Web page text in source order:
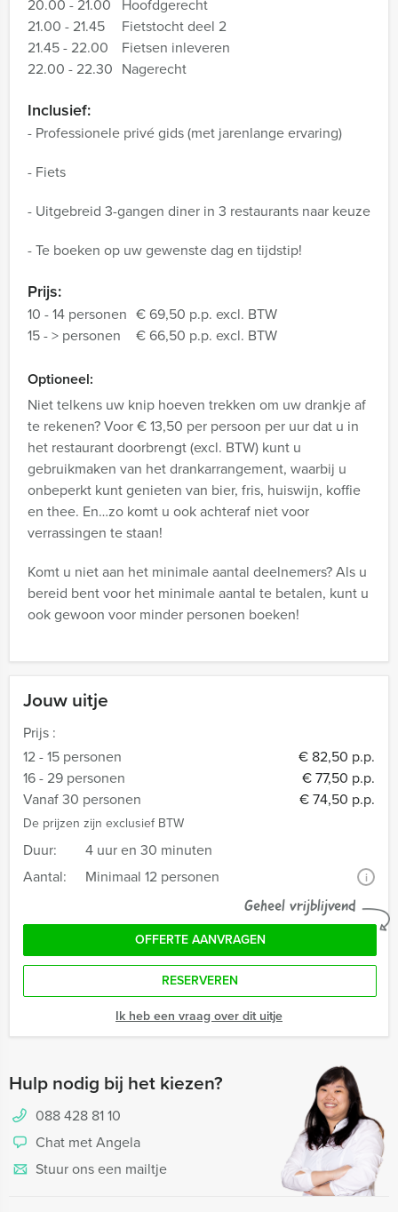
Jouw uitje
Prijs :
12 - 15 personen
€ 82,50 p.p.
16 - 29 personen
€ 77,50 p.p.
Vanaf 30 personen
€ 74,50 p.p.
De prijzen zijn exclusief BTW
Duur:
4 uur en 30 minuten
Aantal:
Minimaal 12 personen i
Geheel vrijblijvend
OFFERTE AANVRAGEN
RESERVEREN
Ik heb een vraag over dit uitje
Hulp nodig bij het kiezen?
088 428 81 10
Chat met Angela
Stuur ons een mailtje
20.00 - 21.00
Hoofdgerecht
21.00 - 21.45
Fietstocht deel 2
21.45 - 22.00
Fietsen inleveren
22.00 - 22.30 Nagerecht
Inclusief:
- Professionele privé gids (met jarenlange ervaring)
- Fiets
- Uitgebreid 3-gangen diner in 3 restaurants naar keuze
- Te boeken op uw gewenste dag en tijdstip!
Prijs:
10 - 14 personen € 69,50 p.p. excl. BTW
15 - > personen
€ 66,50 p.p. excl. BTW
Optioneel:
Niet telkens uw knip hoeven trekken om uw drankje af
te rekenen? Voor € 13,50 per persoon per uur dat u in
het restaurant doorbrengt (excl. BTW) kunt u
gebruikmaken van het drankarrangement, waarbij u
onbeperkt kunt genieten van bier, fris, huiswijn, koffie
en thee. En…zo komt u ook achteraf niet voor
verrassingen te staan!
Komt u niet aan het minimale aantal deelnemers? Als u
bereid bent voor het minimale aantal te betalen, kunt u
ook gewoon voor minder personen boeken!